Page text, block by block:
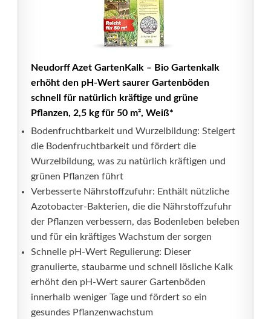
Neudorff Azet GartenKalk – Bio Gartenkalk
erhöht den pH-Wert saurer Gartenböden
schnell für natürlich kräftige und grüne
Pflanzen, 2,5 kg für 50 m², Weiß*
Bodenfruchtbarkeit und Wurzelbildung: Steigert
die Bodenfruchtbarkeit und fördert die
Wurzelbildung, was zu natürlich kräftigen und
grünen Pflanzen führt
Verbesserte Nährstoffzufuhr: Enthält nützliche
Azotobacter-Bakterien, die die Nährstoffzufuhr
der Pflanzen verbessern, das Bodenleben beleben
und für ein kräftiges Wachstum der sorgen
Schnelle pH-Wert Regulierung: Dieser
granulierte, staubarme und schnell lösliche Kalk
erhöht den pH-Wert saurer Gartenböden
innerhalb weniger Tage und fördert so ein
gesundes Pflanzenwachstum